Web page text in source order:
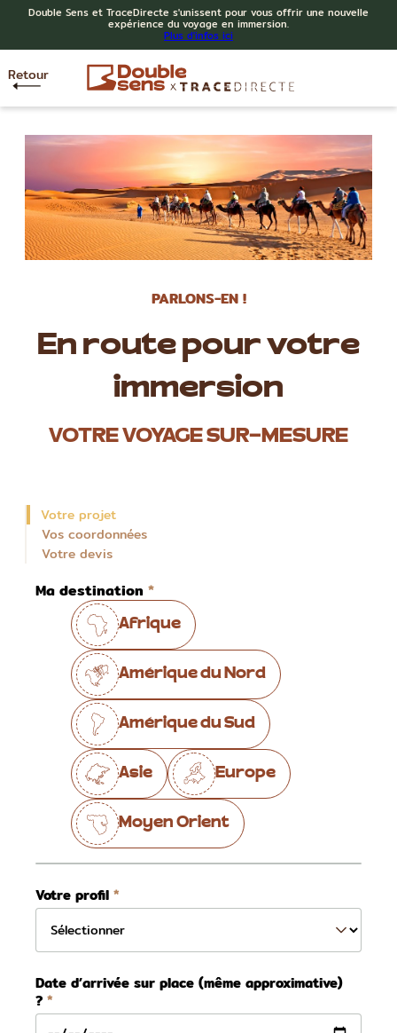
Double Sens et TraceDirecte s'unissent pour vous offrir une nouvelle
expérience du voyage en immersion.
Plus d'infos ici
Retour
PARLONS-EN !
En route pour votre
immersion
VOTRE VOYAGE SUR-MESURE
Votre projet
Vos coordonnées
Votre devis
Ma destination
Afrique
Amérique du Nord
Amérique du Sud
Asie Europe
Moyen Orient
Votre profil
Date d’arrivée sur place (même approximative)
?